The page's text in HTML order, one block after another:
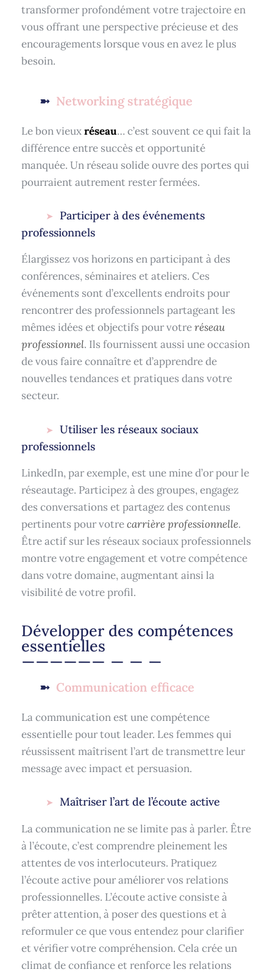
transformer profondément votre trajectoire en
vous offrant une perspective précieuse et des
encouragements lorsque vous en avez le plus
besoin.
Networking stratégique
Le bon vieuxréseau… c’est souvent ce qui fait la
différence entre succès et opportunité
manquée. Un réseau solide ouvre des portes qui
pourraient autrement rester fermées.
Participer à des événements
professionnels
Élargissez vos horizons en participant à des
conférences, séminaires et ateliers. Ces
événements sont d’excellents endroits pour
rencontrer des professionnels partageant les
mêmes idées et objectifs pour votreréseau
professionnel. Ils fournissent aussi une occasion
de vous faire connaître et d’apprendre de
nouvelles tendances et pratiques dans votre
secteur.
Utiliser les réseaux sociaux
professionnels
LinkedIn, par exemple, est une mine d’or pour le
réseautage. Participez à des groupes, engagez
des conversations et partagez des contenus
pertinents pour votrecarrière professionnelle.
Être actif sur les réseaux sociaux professionnels
montre votre engagement et votre compétence
dans votre domaine, augmentant ainsi la
visibilité de votre profil.
Développer des compétences
essentielles
Communication efficace
La communication est une compétence
essentielle pour tout leader. Les femmes qui
réussissent maîtrisent l’art de transmettre leur
message avec impact et persuasion.
Maîtriser l’art de l’écoute active
La communication ne se limite pas à parler. Être
à l’écoute, c’est comprendre pleinement les
attentes de vos interlocuteurs. Pratiquez
l’écoute active pour améliorer vos relations
professionnelles. L’écoute active consiste à
prêter attention, à poser des questions et à
reformuler ce que vous entendez pour clarifier
et vérifier votre compréhension. Cela crée un
climat de confiance et renforce les relations